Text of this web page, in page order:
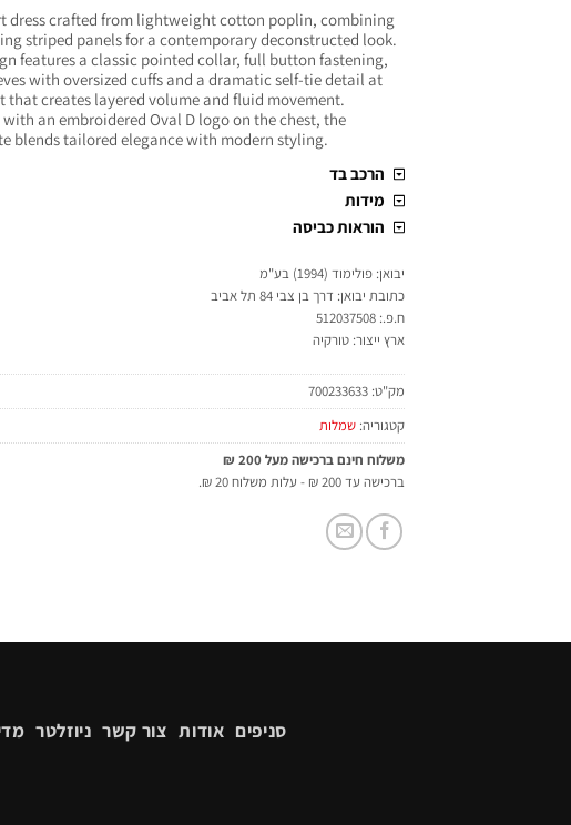
dress crafted from lightweight cotton poplin, combining
striped panels for a contemporary deconstructed look.
features a classic pointed collar, full button fastening,
with oversized cuffs and a dramatic self-tie detail at
that creates layered volume and fluid movement.
with an embroidered Oval D logo on the chest, the
blends tailored elegance with modern styling.
הרכב בד
מידות
הוראות כביסה
יבואן: פולימוד (1994) בע"מ
כתובת יבואן: דרך בן צבי 84 תל אביב
ח.פ.: 512037508
ארץ ייצור: טורקיה
מק"ט: 700233633
קטגוריה: שמלות
משלוח חינם ברכישה מעל 200 ₪
ברכישה עד 200 ₪ - עלות משלוח 20 ₪.
סניפים אודות צור קשר ניוזלטר